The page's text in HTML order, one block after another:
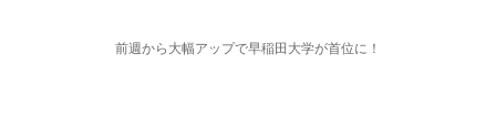
前週から大幅アップで早稲田大学が首位に！